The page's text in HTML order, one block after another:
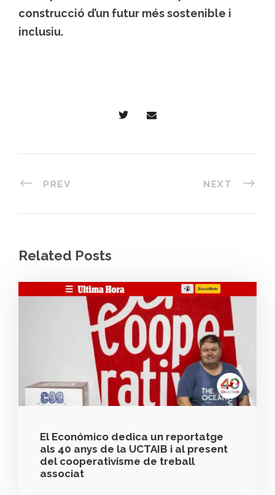
construcció d’un futur més sostenible i
inclusiu.
PREV NEXT
Related Posts
El Económico dedica un reportatge
als 40 anys de la UCTAIB i al present
del cooperativisme de treball
associat